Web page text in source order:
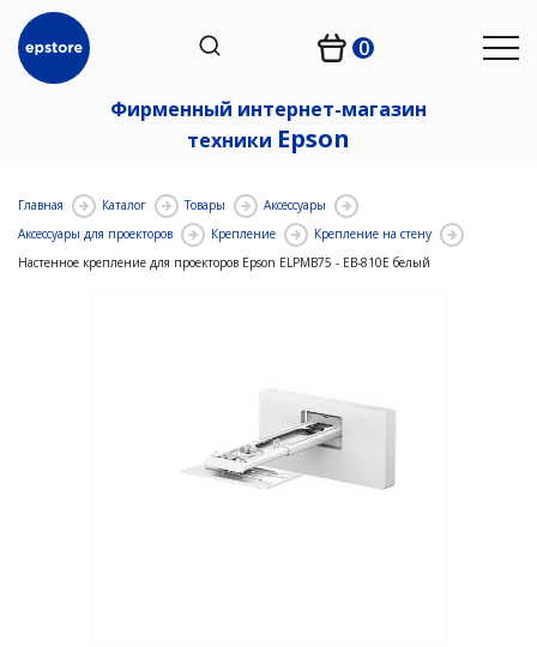
0
Фирменный интернет-магазин
техники Epson
Главная Каталог Товары
Аксессуары
Аксессуары для проекторов
Крепление
Крепление на стену
Настенное крепление для проекторов Epson ELPMB75 - EB-810E белый